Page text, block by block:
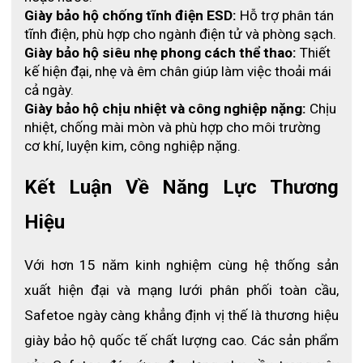
những tác động tiêu cực của điều kiện làm việc khắc nghiệt.
Giày bảo hộ chống tĩnh điện ESD: Hỗ trợ phân tán
tĩnh điện, phù hợp cho ngành điện tử và phòng sạch.
Giày bảo hộ siêu nhẹ phong cách thể thao: Thiết
kế hiện đại, nhẹ và êm chân giúp làm việc thoải mái
cả ngày.
Giày bảo hộ chịu nhiệt và công nghiệp nặng: Chịu
nhiệt, chống mài mòn và phù hợp cho môi trường
cơ khí, luyện kim, công nghiệp nặng.
Kết Luận Về Năng Lực Thương
Hiệu
Với hơn 15 năm kinh nghiệm cùng hệ thống sản
xuất hiện đại và mạng lưới phân phối toàn cầu,
Safetoe ngày càng khẳng định vị thế là thương hiệu
giày bảo hộ quốc tế chất lượng cao. Các sản phẩm